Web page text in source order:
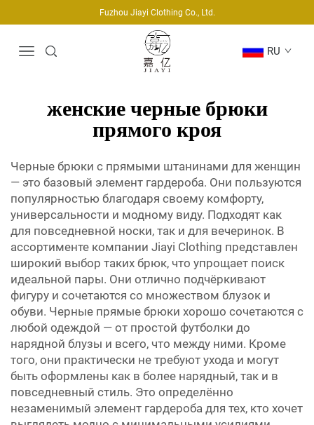
Fuzhou Jiayi Clothing Co., Ltd.
RU
женские черные брюки
прямого кроя
Черные брюки с прямыми штанинами для женщин
— это базовый элемент гардероба. Они пользуются
популярностью благодаря своему комфорту,
универсальности и модному виду. Подходят как
для повседневной носки, так и для вечеринок. В
ассортименте компании Jiayi Clothing представлен
широкий выбор таких брюк, что упрощает поиск
идеальной пары. Они отлично подчёркивают
фигуру и сочетаются со множеством блузок и
обуви. Черные прямые брюки хорошо сочетаются с
любой одеждой — от простой футболки до
нарядной блузы и всего, что между ними. Кроме
того, они практически не требуют ухода и могут
быть оформлены как в более нарядный, так и в
повседневный стиль. Это определённо
незаменимый элемент гардероба для тех, кто хочет